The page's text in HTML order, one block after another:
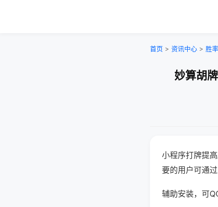
首页 > 资讯中心 > 胜
妙算胡
小程序打牌提
要的用户可通
辅助安装，可